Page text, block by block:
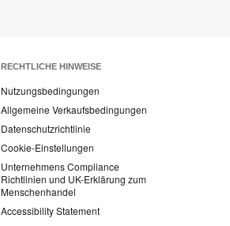
RECHTLICHE HINWEISE
Nutzungsbedingungen
Allgemeine Verkaufsbedingungen
Datenschutzrichtlinie
Cookie-Einstellungen
Unternehmens Compliance
Richtlinien und UK-Erklärung zum
Menschenhandel
Accessibility Statement